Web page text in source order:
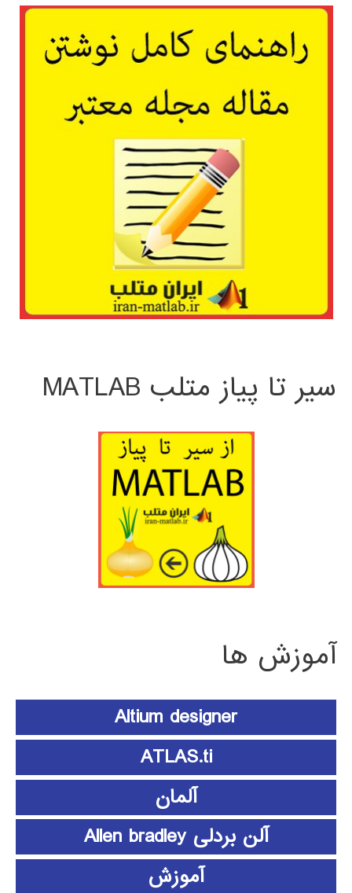
سیر تا پیاز متلب MATLAB
آموزش ها
Altium designer
ATLAS.ti
آلمان
آلن بردلی Allen bradley
آموزش